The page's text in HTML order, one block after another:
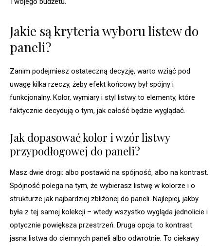
Jakie są kryteria wyboru listew do
paneli?
Zanim podejmiesz ostateczną decyzję, warto wziąć pod
uwagę kilka rzeczy, żeby efekt końcowy był spójny i
funkcjonalny. Kolor, wymiary i styl listwy to elementy, które
faktycznie decydują o tym, jak całość będzie wyglądać.
Jak dopasować kolor i wzór listwy
przypodłogowej do paneli?
Masz dwie drogi: albo postawić na spójność, albo na kontrast.
Spójność polega na tym, że wybierasz listwę w kolorze i o
strukturze jak najbardziej zbliżonej do paneli. Najlepiej, jakby
była z tej samej kolekcji – wtedy wszystko wygląda jednolicie i
optycznie powiększa przestrzeń. Druga opcja to kontrast:
jasna listwa do ciemnych paneli albo odwrotnie. To ciekawy